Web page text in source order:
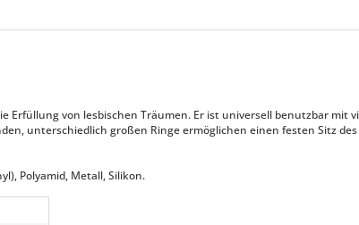
von lesbischen Träumen. Er ist universell benutzbar mit
unterschiedlich großen Ringe ermöglichen einen festen Sitz
Polyamid, Metall, Silikon.